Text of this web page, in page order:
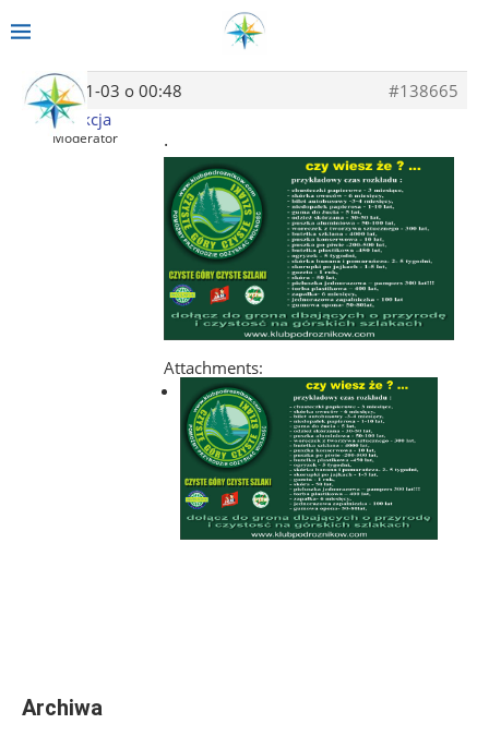
2014-01-03 o 00:48
#138665
Redakcja
Moderator .
Attachments:
Archiwa